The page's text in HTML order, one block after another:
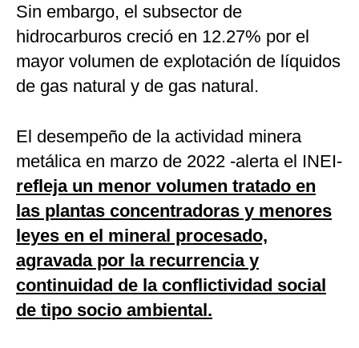
Sin embargo, el subsector de
hidrocarburos creció en 12.27% por el
mayor volumen de explotación de líquidos
de gas natural y de gas natural.
El desempeño de la actividad minera
metálica en marzo de 2022 -alerta el INEI-
refleja un menor volumen tratado en
las plantas concentradoras y menores
leyes en el mineral procesado,
agravada por la recurrencia y
continuidad de la conflictividad social
de tipo socio ambiental.